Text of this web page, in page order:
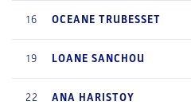
16 OCEANE TRUBESSET
19 LOANE SANCHOU
22 ANA HARISTOY